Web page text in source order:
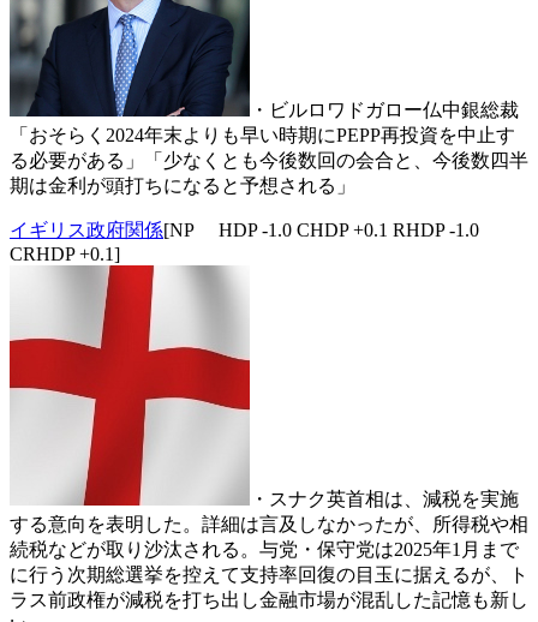
・ビルロワドガロー仏中銀総裁
「おそらく2024年末よりも早い時期にPEPP再投資を中止す
る必要がある」「少なくとも今後数回の会合と、今後数四半
期は金利が頭打ちになると予想される」
イギリス政府関係[NP HDP -1.0 CHDP +0.1 RHDP -1.0
CRHDP +0.1]
・スナク英首相は、減税を実施
する意向を表明した。詳細は言及しなかったが、所得税や相
続税などが取り沙汰される。与党・保守党は2025年1月まで
に行う次期総選挙を控えて支持率回復の目玉に据えるが、ト
ラス前政権が減税を打ち出し金融市場が混乱した記憶も新し